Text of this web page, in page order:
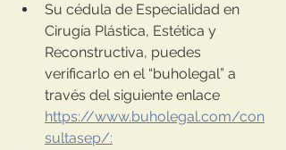
Su cédula de Especialidad en
Cirugía Plástica, Estética y
Reconstructiva, puedes
verificarlo en el “buholegal” a
través del siguiente enlace
https://www.buholegal.com/con
sultasep/: